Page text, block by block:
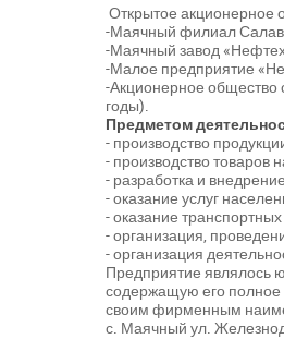
Открытое акционерное
-Маячный филиал
-Маячный завод
-Малое предприятие
-Акционерное общество
годы).
Предметом
- производство
- производство товаров
- разработка и
- оказание услуг
- оказание транспортных
- организация,
- организация
Предприятие являлось
содержащую его
своим фирменным
с. Маячный ул.